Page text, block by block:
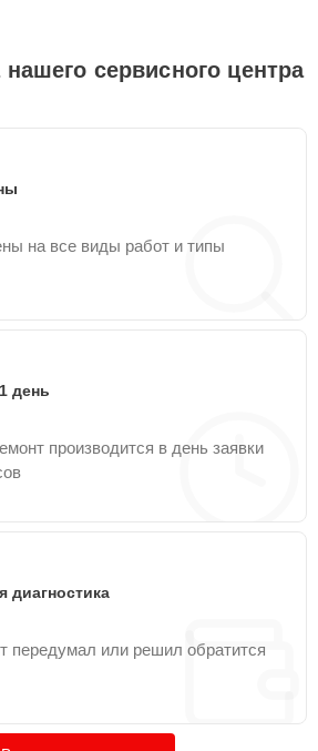
сервисного центра
на все виды работ и типы
день
производится в день заявки
диагностика
передумал или решил обратится